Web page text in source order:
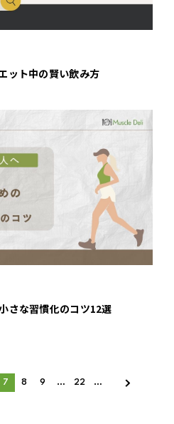
ット中の賢い飲み方
さな習慣化のコツ12選
7 8 9 … 22 …